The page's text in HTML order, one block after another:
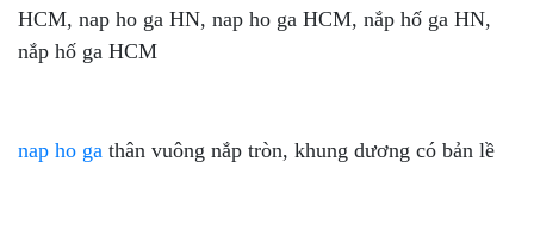
HCM, nap ho ga HN, nap ho ga HCM, nắp hố ga HN,
nắp hố ga HCM
nap ho ga thân vuông nắp tròn, khung dương có bản lề